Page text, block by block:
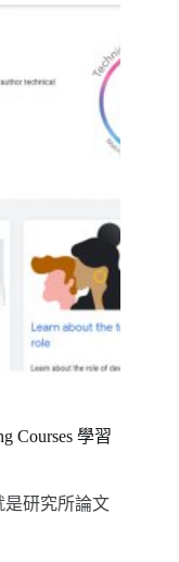
Courses 學習
是研究所論文